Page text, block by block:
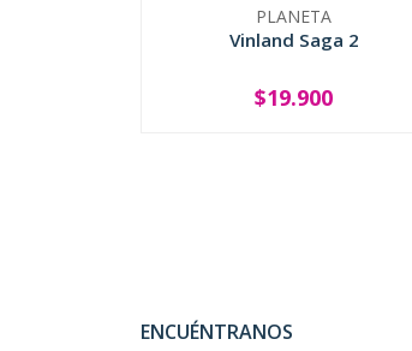
PLANETA
Vinland Saga 2
+
$19.900
ENCUÉNTRANOS